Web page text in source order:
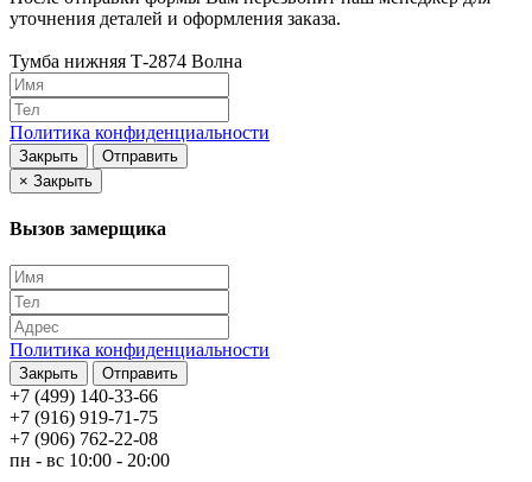
уточнения деталей и оформления заказа.
Тумба нижняя Т-2874 Волна
Политика конфиденциальности
Закрыть
Отправить
× Закрыть
Вызов замерщика
Политика конфиденциальности
Закрыть Отправить
+7 (499) 140-33-66
+7 (916) 919-71-75
+7 (906) 762-22-08
пн - вс 10:00 - 20:00